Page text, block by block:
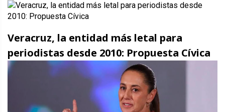
Veracruz, la entidad más letal para
periodistas desde 2010: Propuesta Cívica